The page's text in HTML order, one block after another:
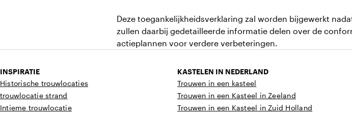
Deze toegankelijkheidsverklaring zal worden bijgewerkt
zullen daarbij gedetailleerde informatie delen over de
actieplannen voor verdere verbeteringen.
INSPIRATIE
Historische trouwlocaties
trouwlocatie strand
Intieme trouwlocatie
KASTELEN IN NEDERLAND
Trouwen in een kasteel
Trouwen in een Kasteel in Zeeland
Trouwen in een Kasteel in Zuid Holland